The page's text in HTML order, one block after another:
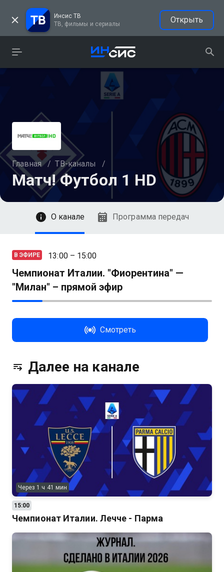
Инсис ТВ
ТВ, фильмы и сериалы
Открыть
Главная / ТВ-каналы /
Матч! Футбол 1 HD
Смотреть
О канале Программа передач
В ЭФИРЕ 13:00 – 15:00
Чемпионат Италии. "Фиорентина" —
"Милан" – прямой эфир
Смотреть
Далее на канале
Через 1 ч 41 мин
15:00
Чемпионат Италии. Лечче - Парма